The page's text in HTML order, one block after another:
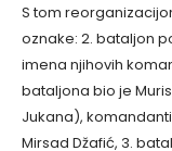
S tom
oznake: 2. bataljon
imena njihovih
bataljona bio je
Jukana),
Mirsad Džafić, 3.